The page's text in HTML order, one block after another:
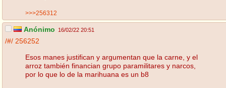
>>>256312
Anónimo 16/02/22 20:51
/#/ 256252
Esos manes justifican y argumentan que la carne, y el
arroz también financian grupo paramilitares y narcos,
por lo que lo de la marihuana es un b8